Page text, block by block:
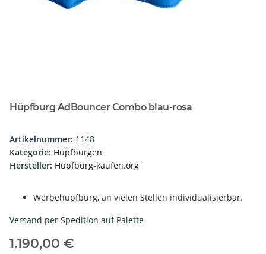
Hüpfburg AdBouncer Combo blau-rosa
Artikelnummer: 1148
Kategorie: Hüpfburgen
Hersteller: Hüpfburg-kaufen.org
Werbehüpfburg, an vielen Stellen individualisierbar.
Versand per Spedition auf Palette
1.190,00 €